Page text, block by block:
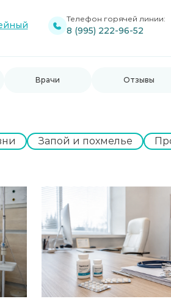
Телефон горячей линии:
8 (995) 222-96-52
Врачи Отзывы
Запой и похмелье